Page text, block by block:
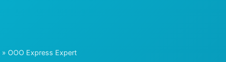
» ООО Express Expert